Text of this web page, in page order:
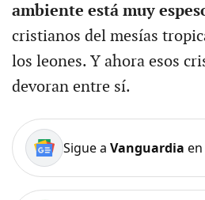
ambiente está muy
cristianos del mesías
los leones. Y ahora esos
devoran entre sí.
Sigue a Vanguardia